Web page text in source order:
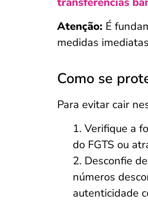
Atenção: É
medidas
Como se
Para evitar cair
Verifique a
do FGTS ou
Desconfie
números
autenticidade